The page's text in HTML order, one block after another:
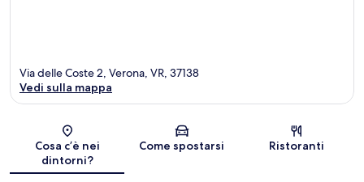
Mappa
Via delle Coste 2, Verona, VR, 37138
Vedi sulla mappa
Cosa c’è nei
dintorni?
Come spostarsi Ristoranti